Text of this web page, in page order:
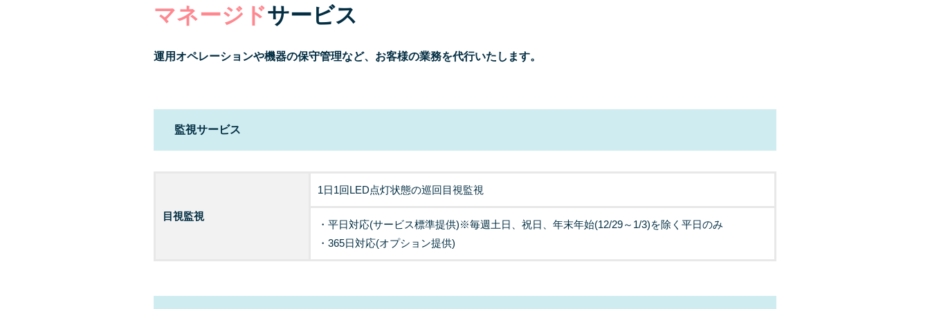
マネージドサービス
運用オペレーションや機器の保守管理など、お客様の業務を代行いたします。
監視サービス
目視監視
1日1回LED点灯状態の巡回目視監視
・平日対応(サービス標準提供)※毎週土日、祝日、年末年始(12/29～1/3)を除く平日のみ
・365日対応(オプション提供)